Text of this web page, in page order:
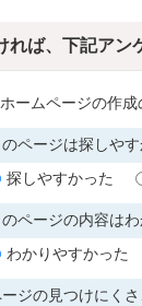
れば、下記アン
ームページの作成
のページは探しや
探しやすかった
のページの内容は
わかりやすかった
ジの見つけにく